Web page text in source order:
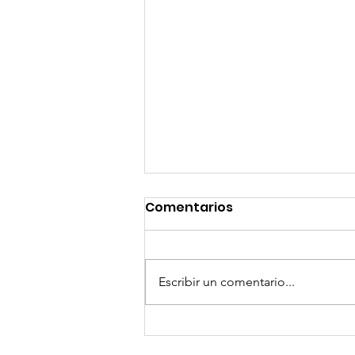
GoMapTravelByFraveo
Comentarios
Escribir un comentario...